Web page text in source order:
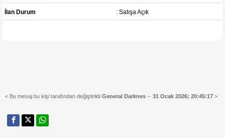
İlan Durum : Satışa Açık
< Bu mesaj bu kişi tarafından değiştirildi General Darknes -- 31 Ocak 2026; 20:45:17 >